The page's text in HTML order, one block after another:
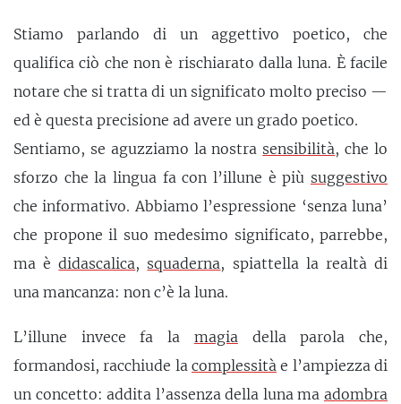
Stiamo parlando di un aggettivo poetico, che
qualifica ciò che non è rischiarato dalla luna. È facile
notare che si tratta di un significato molto preciso —
ed è questa precisione ad avere un grado poetico.
Sentiamo, se aguzziamo la nostra sensibilità, che lo
sforzo che la lingua fa con l’illune è più suggestivo
che informativo. Abbiamo l’espressione ‘senza luna’
che propone il suo medesimo significato, parrebbe,
ma èdidascalica, squaderna, spiattella la realtà di
una mancanza: non c’è la luna.
L’illune invece fa la magia della parola che,
formandosi, racchiude la complessità e l’ampiezza di
un concetto: addita l’assenza della luna ma adombra